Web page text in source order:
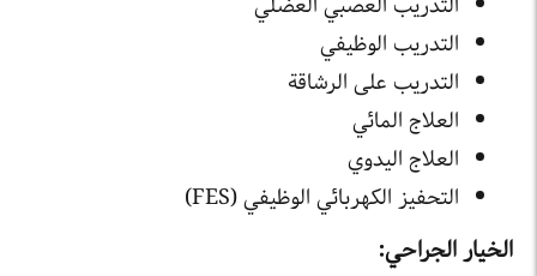
التدريب الوظيفي
التدريب على الرشاقة
العلاج المائي
العلاج اليدوي
التحفيز الكهربائي الوظيفي (FES)
الخيار الجراحي: